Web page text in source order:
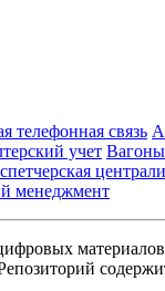
телефонная связь
учет Вагоны
менеджмент